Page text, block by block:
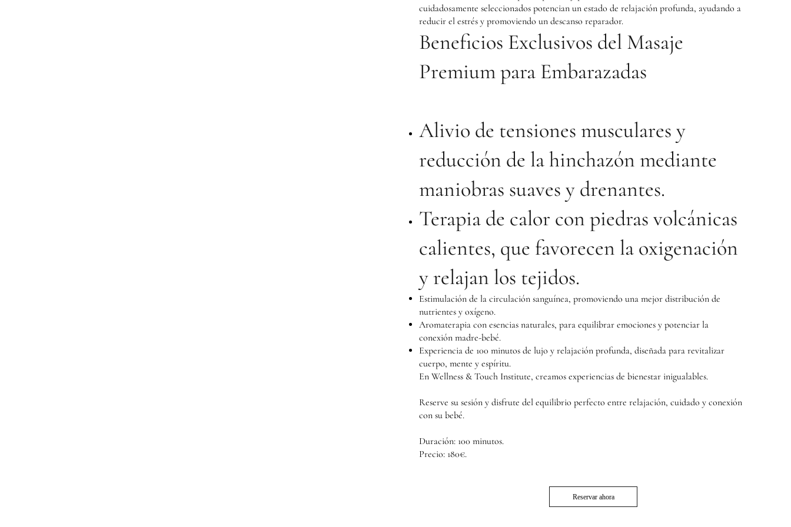
cuidadosamente seleccionados potencian un estado de relajación profunda, ayudando a
reducir el estrés y promoviendo un descanso reparador.
Beneficios Exclusivos del Masaje
Premium para Embarazadas
Alivio de tensiones musculares y
reducción de la hinchazón mediante
maniobras suaves y drenantes.
Terapia de calor con piedras volcánicas
calientes, que favorecen la oxigenación
y relajan los tejidos.
Estimulación de la circulación sanguínea, promoviendo una mejor distribución de
nutrientes y oxígeno.
Aromaterapia con esencias naturales, para equilibrar emociones y potenciar la
conexión madre-bebé.
Experiencia de 100 minutos de lujo y relajación profunda, diseñada para revitalizar
cuerpo, mente y espíritu.
En Wellness & Touch Institute, creamos experiencias de bienestar inigualables.
Reserve su sesión y disfrute del equilibrio perfecto entre relajación, cuidado y conexión
con su bebé.
Duración: 100 minutos.
Precio: 180€.
Reservar ahora